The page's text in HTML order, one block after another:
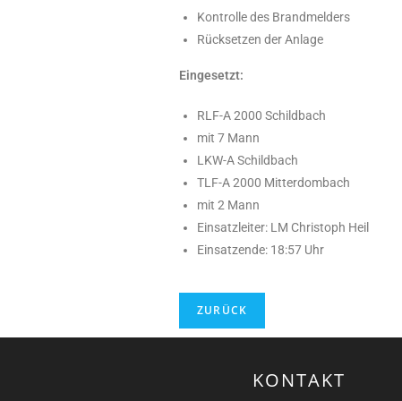
Kontrolle des Brandmelders
Rücksetzen der Anlage
Eingesetzt:
RLF-A 2000 Schildbach
mit 7 Mann
LKW-A Schildbach
TLF-A 2000 Mitterdombach
mit 2 Mann
Einsatzleiter: LM Christoph Heil
Einsatzende: 18:57 Uhr
KONTAKT